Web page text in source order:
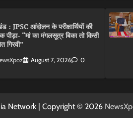
: JPSC आंदोलन के परीक्षार्थियों की
पीड़ा- “मां का मंगलसूत्र बिका तो किसी
गिरवी”
August 7, 2026 0
Network | Copyright © 2026